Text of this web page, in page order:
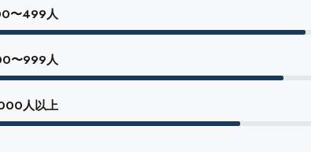
〜499人
〜999人
人以上